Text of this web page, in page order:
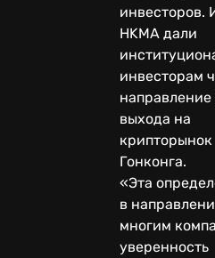
инвесторов.
HKMA дали
инвесторам
направление
выхода на
крипторынок
Гонконга.
«Эта
в
многим
уверенность